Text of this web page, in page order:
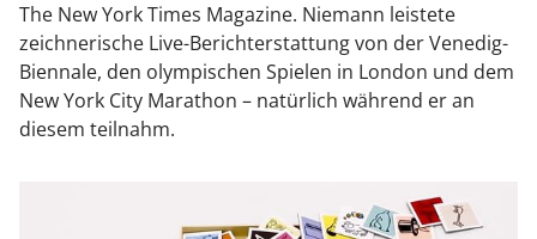
The New York Times Magazine. Niemann leistete
zeichnerische Live-Berichterstattung von der Venedig-
Biennale, den olympischen Spielen in London und dem
New York City Marathon – natürlich während er an
diesem teilnahm.